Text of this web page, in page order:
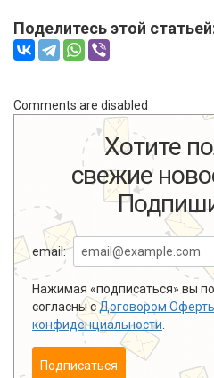
Поделитесь этой
Comments are disabled
Хотите
свежие
email:
Нажимая «подписаться» вы
согласны сДоговором
конфиденциальности
Подписаться